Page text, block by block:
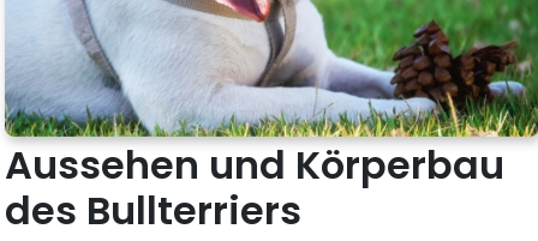
Aussehen und Körperbau
des Bullterriers